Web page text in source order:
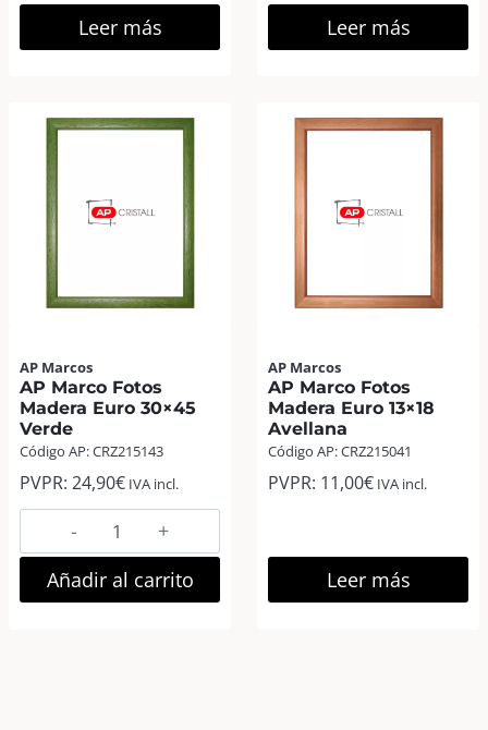
Leer más Leer más
AP Marcos
AP Marco Fotos
Madera Euro 30×45
Verde
Código AP: CRZ215143
PVPR: 24,90€ IVA incl.
AP
Marco
Fotos
Madera
Añadir al carrito
AP Marcos
AP Marco Fotos
Madera Euro 13×18
Avellana
Código AP: CRZ215041
PVPR: 11,00€ IVA incl.
Leer más